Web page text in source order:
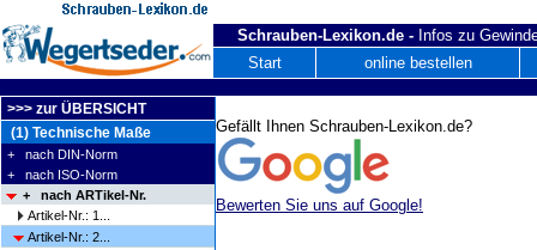
Schrauben-Lexikon.de - Infos zu
Start
online bestellen
>>> zur ÜBERSICHT
(1) Technische Maße
+ nach DIN-Norm
+ nach ISO-Norm
+ nach ARTikel-Nr.
Artikel-Nr.: 1...
Artikel-Nr.: 2...
Gefällt Ihnen Schrauben-Lexikon.de?
Bewerten Sie uns auf Google!